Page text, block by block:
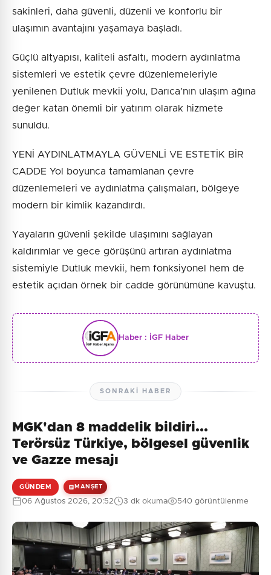
sakinleri, daha güvenli, düzenli ve konforlu bir
ulaşımın avantajını yaşamaya başladı.
Güçlü altyapısı, kaliteli asfaltı, modern aydınlatma
sistemleri ve estetik çevre düzenlemeleriyle
yenilenen Dutluk mevkii yolu, Darıca’nın ulaşım ağına
değer katan önemli bir yatırım olarak hizmete
sunuldu.
YENİ AYDINLATMAYLA GÜVENLİ VE ESTETİK BİR
CADDE Yol boyunca tamamlanan çevre
düzenlemeleri ve aydınlatma çalışmaları, bölgeye
modern bir kimlik kazandırdı.
Yayaların güvenli şekilde ulaşımını sağlayan
kaldırımlar ve gece görüşünü artıran aydınlatma
sistemiyle Dutluk mevkii, hem fonksiyonel hem de
estetik açıdan örnek bir cadde görünümüne kavuştu.
Haber : İGF Haber
SONRAKI HABER
MGK'dan 8 maddelik bildiri...
Terörsüz Türkiye, bölgesel güvenlik
ve Gazze mesajı
GÜNDEM MANŞET
06 Ağustos 2026, 20:52 3 dk okuma 540 görüntülenme